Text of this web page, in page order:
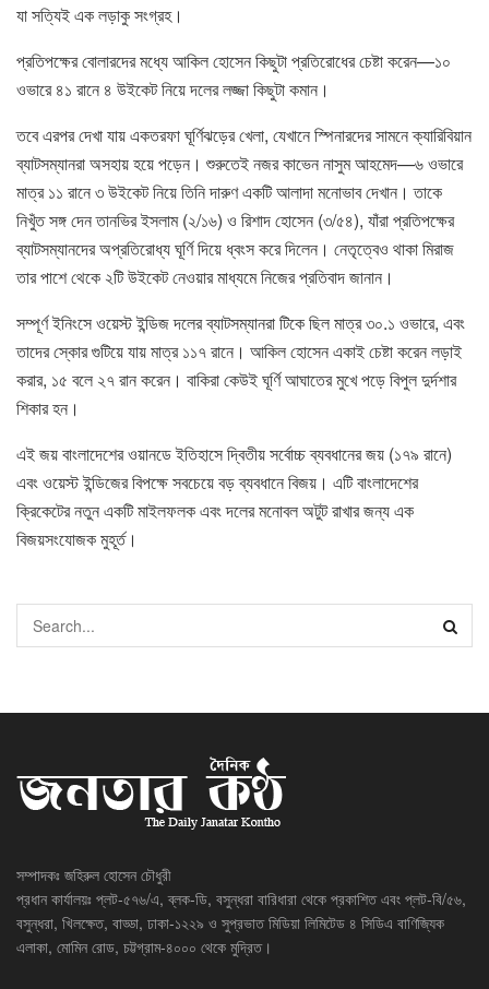
যা সত্যিই এক লড়াকু সংগ্রহ।
প্রতিপক্ষের বোলারদের মধ্যে আকিল হোসেন কিছুটা প্রতিরোধের চেষ্টা করেন—১০
ওভারে ৪১ রানে ৪ উইকেট নিয়ে দলের লজ্জা কিছুটা কমান।
তবে এরপর দেখা যায় একতরফা ঘূর্ণিঝড়ের খেলা, যেখানে স্পিনারদের সামনে ক্যারিবিয়ান
ব্যাটসম্যানরা অসহায় হয়ে পড়েন। শুরুতেই নজর কাভেন নাসুম আহমেদ—৬ ওভারে
মাত্র ১১ রানে ৩ উইকেট নিয়ে তিনি দারুণ একটি আলাদা মনোভাব দেখান। তাকে
নিখুঁত সঙ্গ দেন তানভির ইসলাম (২/১৬) ও রিশাদ হোসেন (৩/৫৪), যাঁরা প্রতিপক্ষের
ব্যাটসম্যানদের অপ্রতিরোধ্য ঘূর্ণি দিয়ে ধ্বংস করে দিলেন। নেতৃত্বেও থাকা মিরাজ
তার পাশে থেকে ২টি উইকেট নেওয়ার মাধ্যমে নিজের প্রতিবাদ জানান।
সম্পূর্ণ ইনিংসে ওয়েস্ট ইন্ডিজ দলের ব্যাটসম্যানরা টিকে ছিল মাত্র ৩০.১ ওভারে, এবং
তাদের স্কোর গুটিয়ে যায় মাত্র ১১৭ রানে। আকিল হোসেন একাই চেষ্টা করেন লড়াই
করার, ১৫ বলে ২৭ রান করেন। বাকিরা কেউই ঘূর্ণি আঘাতের মুখে পড়ে বিপুল দুর্দশার
শিকার হন।
এই জয় বাংলাদেশের ওয়ানডে ইতিহাসে দ্বিতীয় সর্বোচ্চ ব্যবধানের জয় (১৭৯ রানে)
এবং ওয়েস্ট ইন্ডিজের বিপক্ষে সবচেয়ে বড় ব্যবধানে বিজয়। এটি বাংলাদেশের
ক্রিকেটের নতুন একটি মাইলফলক এবং দলের মনোবল অটুট রাখার জন্য এক
বিজয়সংযোজক মুহূর্ত।
সম্পাদকঃ জহিরুল হোসেন চৌধুরী
প্রধান কার্যালয়ঃ প্লট-৫৭৬/এ, ব্লক-ডি, বসুন্ধরা বারিধারা থেকে প্রকাশিত এবং প্লট-বি/৫৬,
বসুন্ধরা, খিলক্ষেত, বাড্ডা, ঢাকা-১২২৯ ও সুপ্রভাত মিডিয়া লিমিটেড ৪ সিডিএ বাণিজ্যিক
এলাকা, মোমিন রোড, চট্টগ্রাম-৪০০০ থেকে মুদ্রিত।